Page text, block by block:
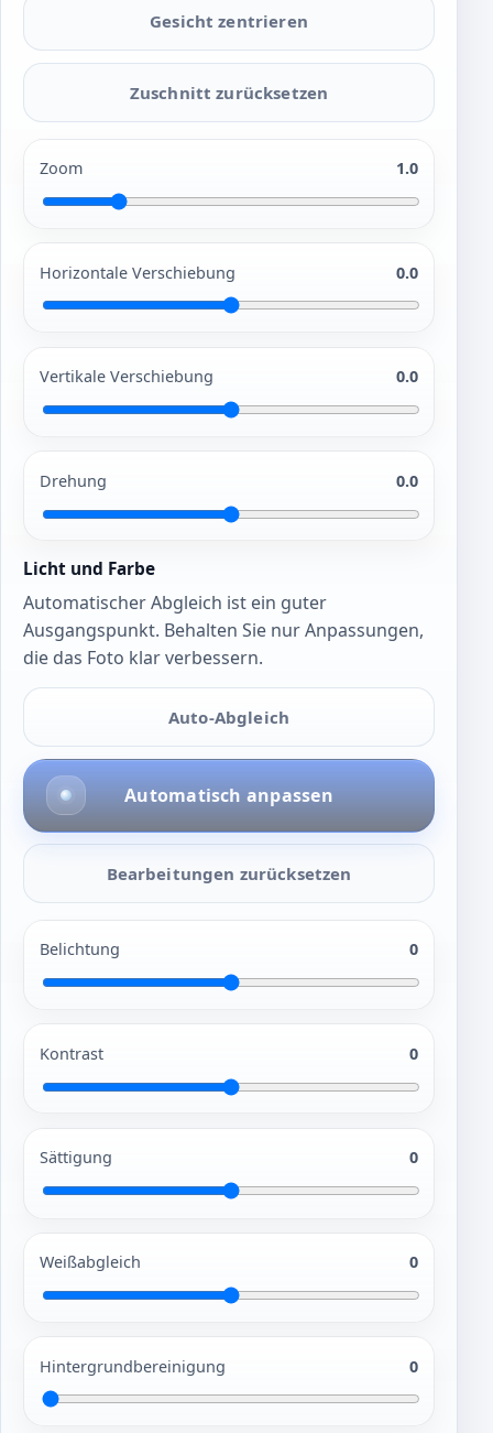
Gesicht zentrieren
Zuschnitt zurücksetzen
Zoom 1.0
Horizontale Verschiebung 0.0
Vertikale Verschiebung 0.0
Drehung 0.0
Licht und Farbe
Automatischer Abgleich ist ein guter
Ausgangspunkt. Behalten Sie nur Anpassungen,
die das Foto klar verbessern.
Auto-Abgleich
Automatisch anpassen
Bearbeitungen zurücksetzen
Belichtung 0
Kontrast 0
Sättigung 0
Weißabgleich 0
Hintergrundbereinigung 0